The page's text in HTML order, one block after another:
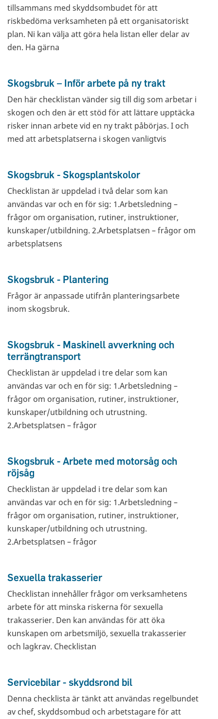
tillsammans med skyddsombudet för att
riskbedöma verksamheten på ett organisatoriskt
plan. Ni kan välja att göra hela listan eller delar av
den. Ha gärna
Skogsbruk – Inför arbete på ny trakt
Den här checklistan vänder sig till dig som arbetar i
skogen och den är ett stöd för att lättare upptäcka
risker innan arbete vid en ny trakt påbörjas. I och
med att arbetsplatserna i skogen vanligtvis
Skogsbruk - Skogsplantskolor
Checklistan är uppdelad i två delar som kan
användas var och en för sig: 1.Arbetsledning –
frågor om organisation, rutiner, instruktioner,
kunskaper/utbildning. 2.Arbetsplatsen – frågor om
arbetsplatsens
Skogsbruk - Plantering
Frågor är anpassade utifrån planteringsarbete
inom skogsbruk.
Skogsbruk - Maskinell avverkning och
terrängtransport
Checklistan är uppdelad i tre delar som kan
användas var och en för sig: 1.Arbetsledning –
frågor om organisation, rutiner, instruktioner,
kunskaper/utbildning och utrustning.
2.Arbetsplatsen – frågor
Skogsbruk - Arbete med motorsåg och
röjsåg
Checklistan är uppdelad i tre delar som kan
användas var och en för sig: 1.Arbetsledning –
frågor om organisation, rutiner, instruktioner,
kunskaper/utbildning och utrustning.
2.Arbetsplatsen – frågor
Sexuella trakasserier
Checklistan innehåller frågor om verksamhetens
arbete för att minska riskerna för sexuella
trakasserier. Den kan användas för att öka
kunskapen om arbetsmiljö, sexuella trakasserier
och lagkrav. Checklistan
Servicebilar - skyddsrond bil
Denna checklista är tänkt att användas regelbundet
av chef, skyddsombud och arbetstagare för att